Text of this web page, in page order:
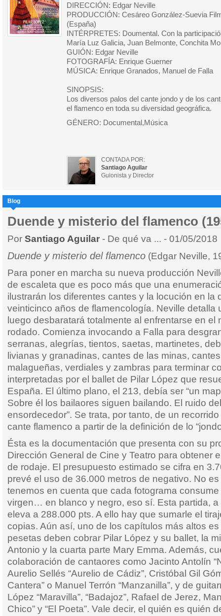
DIRECCIÓN: Edgar Neville
PRODUCCIÓN: Cesáreo González-Suevia
(España)
INTÉRPRETES: Doumental. Con la
María Luz Galicia, Juan Belmonte, Conchita
GUIÓN: Edgar Neville
FOTOGRAFÍA: Enrique Guerner
MÚSICA: Enrique Granados, Manuel de Falla
SINOPSIS:
Los diversos palos del cante jondo y de los
el flamenco en toda su diversidad geográfica.
GÉNERO: Documental,Música
CONTADA POR:
Santiago Aguilar
Guionista y Director
Blog
Duende y misterio del flamenco
Por Santiago Aguilar - De qué va ... - 01/05/2018
Duende y misterio del flamenco (Edgar Neville,
Para poner en marcha su nueva producción
de escaleta que es poco más que una
ilustrarán los diferentes cantes y la locución en la
veinticinco años de flamencología. Neville detalla
luego desbaratará totalmente al enfrentarse en el
rodado. Comienza invocando a Falla para
serranas, alegrías, tientos, saetas, martinetes,
livianas y granadinas, cantes de las minas,
malagueñas, verdiales y zambras para terminar
interpretadas por el ballet de Pilar López que
España. El último plano, el 213, debía ser “un
Sobre él los bailaores siguen bailando. El ruido
ensordecedor”. Se trata, por tanto, de un
cante flamenco a partir de la definición de lo
Ésta es la documentación que presenta con su
Dirección General de Cine y Teatro para obtener
de rodaje. El presupuesto estimado se cifra en
prevé el uso de 36.000 metros de negativo. No
tenemos en cuenta que cada fotograma
virgen… en blanco y negro, eso sí. Esta partida, a
eleva a 288.000 pts. A ello hay que sumarle el
copias. Aún así, uno de los capítulos más altos
pesetas deben cobrar Pilar López y su ballet, la
Antonio y la cuarta parte Mary Emma. Además,
colaboración de cantaores como Jacinto Antolín
Aurelio Sellés “Aurelio de Cádiz”, Cristóbal Gil
Cantera” o Manuel Terrón “Manzanilla”, y de
López “Maravilla”, “Badajoz”, Rafael de Jerez,
Chico” y “El Poeta”. Vale decir, el quién es quién